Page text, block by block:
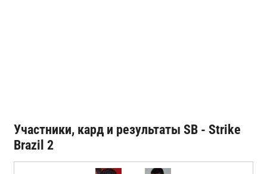
Участники, кард и результаты SB - Strike
Brazil 2